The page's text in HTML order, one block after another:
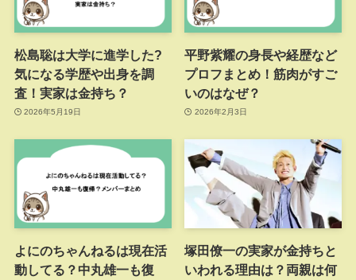
松島聡は大学に進学した?
気になる学歴や出身を調
査！実家は金持ち？
2026年5月19日
平野紫耀の身長や経歴など
プロフまとめ！筋肉がすご
いのはなぜ？
2026年2月3日
よにのちゃんねるは現在活
動してる？中丸雄一も復
塚田僚一の実家が金持ちと
いわれる理由は？両親は何